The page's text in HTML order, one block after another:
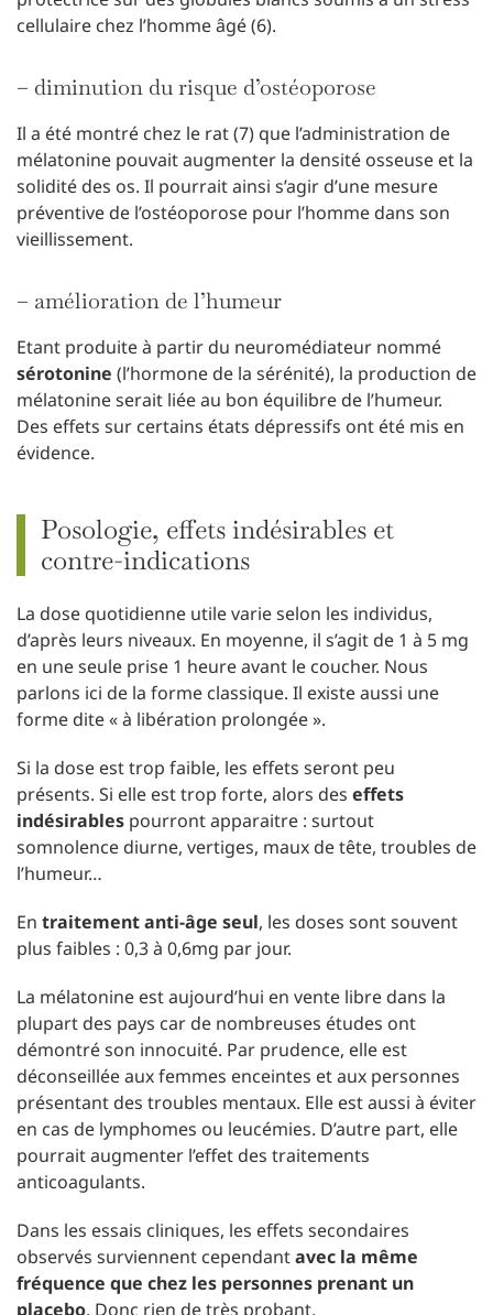
cellulaire chez l’homme âgé (6).
– diminution du risque d’ostéoporose
Il a été montré chez le rat (7) que l’administration de
mélatonine pouvait augmenter la densité osseuse et la
solidité des os. Il pourrait ainsi s’agir d’une mesure
préventive de l’ostéoporose pour l’homme dans son
vieillissement.
– amélioration de l’humeur
Etant produite à partir du neuromédiateur nommé
sérotonine (l’hormone de la sérénité), la production de
mélatonine serait liée au bon équilibre de l’humeur.
Des effets sur certains états dépressifs ont été mis en
évidence.
Posologie, effets indésirables et
contre-indications
La dose quotidienne utile varie selon les individus,
d’après leurs niveaux. En moyenne, il s’agit de 1 à 5 mg
en une seule prise 1 heure avant le coucher. Nous
parlons ici de la forme classique. Il existe aussi une
forme dite « à libération prolongée ».
Si la dose est trop faible, les effets seront peu
présents. Si elle est trop forte, alors des effets
indésirables pourront apparaitre : surtout
somnolence diurne, vertiges, maux de tête, troubles de
l’humeur…
En traitement anti-âge seul, les doses sont souvent
plus faibles : 0,3 à 0,6mg par jour.
La mélatonine est aujourd’hui en vente libre dans la
plupart des pays car de nombreuses études ont
démontré son innocuité. Par prudence, elle est
déconseillée aux femmes enceintes et aux personnes
présentant des troubles mentaux. Elle est aussi à éviter
en cas de lymphomes ou leucémies. D’autre part, elle
pourrait augmenter l’effet des traitements
anticoagulants.
Dans les essais cliniques, les effets secondaires
observés surviennent cependantavec la même
fréquence que chez les personnes prenant un
placebo. Donc rien de très probant.